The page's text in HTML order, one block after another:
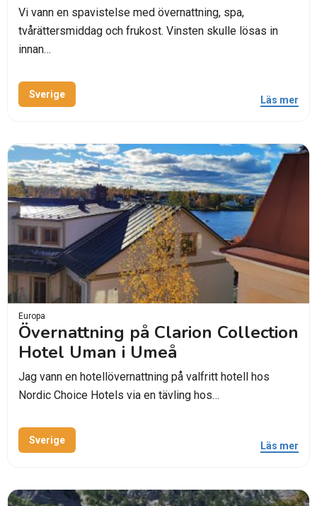
Vi vann en spavistelse med övernattning, spa,
tvårättersmiddag och frukost. Vinsten skulle lösas in
innan…
Sverige Läs mer
Europa
Övernattning på Clarion Collection
Hotel Uman i Umeå
Jag vann en hotellövernattning på valfritt hotell hos
Nordic Choice Hotels via en tävling hos…
Sverige Läs mer